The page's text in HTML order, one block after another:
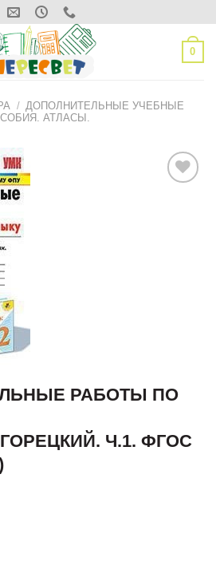
0
/ ДОПОЛНИТЕЛЬНЫЕ УЧЕБНЫЕ
АТЛАСЫ.
РАБОТЫ ПО
Ч.1. ФГОС